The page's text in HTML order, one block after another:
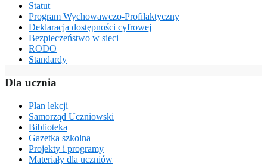
Statut
Program Wychowawczo-Profilaktyczny
Deklaracja dostępności cyfrowej
Bezpieczeństwo w sieci
RODO
Standardy
Dla ucznia
Plan lekcji
Samorząd Uczniowski
Biblioteka
Gazetka szkolna
Projekty i programy
Materiały dla uczniów